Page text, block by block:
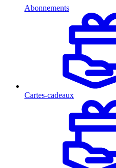
Abonnements
Cartes-cadeaux